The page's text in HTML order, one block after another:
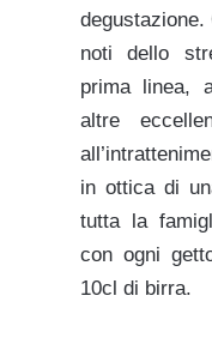
degustazione.
noti dello
prima linea,
altre
in ottica di
tutta la
con ogni
10cl di birra.